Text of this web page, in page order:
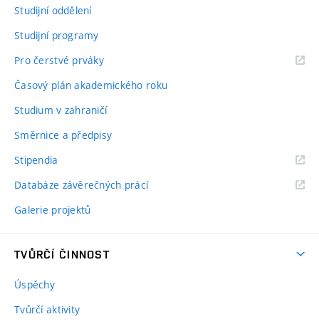
Studijní oddělení
Studijní programy
Pro čerstvé prváky
Časový plán akademického roku
Studium v zahraničí
Směrnice a předpisy
Stipendia
Databáze závěrečných prácí
Galerie projektů
TVŮRČÍ ČINNOST
Úspěchy
Tvůrčí aktivity